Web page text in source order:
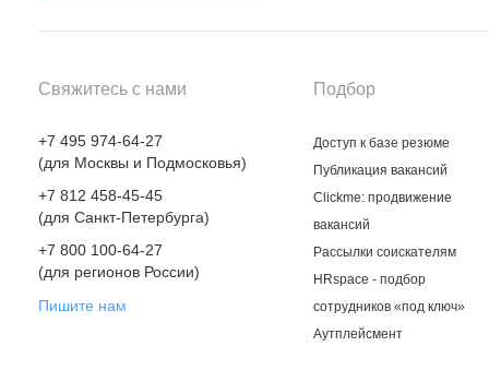
Свяжитесь с нами
+7 495 974-64-27
(для Москвы и Подмосковья)
+7 812 458-45-45
(для Санкт-Петербурга)
+7 800 100-64-27
(для регионов России)
Пишите нам
Подбор
Доступ к базе резюме
Публикация вакансий
Clickme: продвижение
вакансий
Рассылки соискателям
HRspace - подбор
сотрудников «под ключ»
Аутплейсмент